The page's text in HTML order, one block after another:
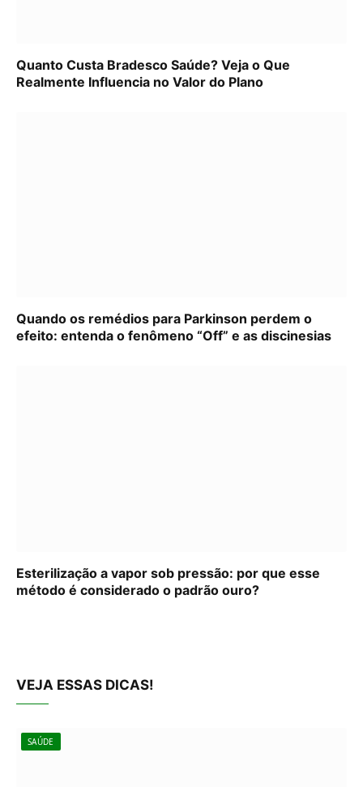
Quanto Custa Bradesco Saúde? Veja o Que
Realmente Influencia no Valor do Plano
Quando os remédios para Parkinson perdem o
efeito: entenda o fenômeno “Off” e as discinesias
Esterilização a vapor sob pressão: por que esse
método é considerado o padrão ouro?
VEJA ESSAS DICAS!
SAÚDE